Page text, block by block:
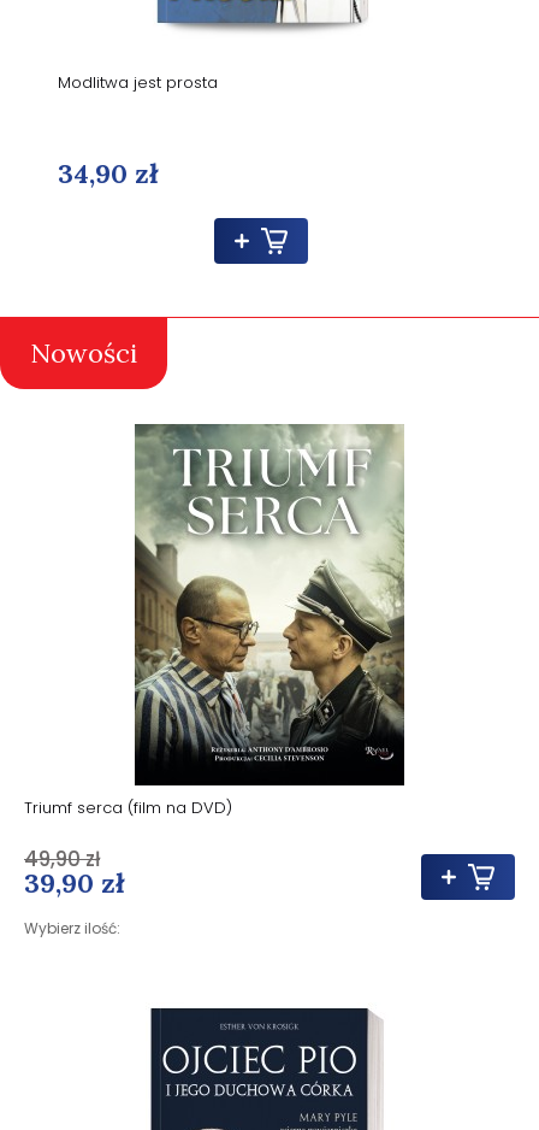
Modlitwa jest prosta
34,90 zł
Nowości
Triumf serca (film na DVD)
39,90 zł
Wybierz ilość:
49,90 zł